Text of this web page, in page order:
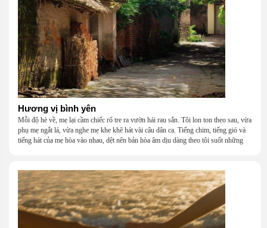
Hương vị bình yên
Mỗi độ hè về, mẹ lại cầm chiếc rổ tre ra vườn hái rau sắn. Tôi lon ton theo sau, vừa
phụ mẹ ngắt lá, vừa nghe mẹ khe khẽ hát vài câu dân ca. Tiếng chim, tiếng gió và
tiếng hát của mẹ hòa vào nhau, dệt nên bản hòa âm dịu dàng theo tôi suốt những